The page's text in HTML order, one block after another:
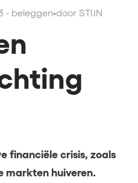
- beleggen•door STIJN
financiële crisis, zoals
markten huiveren.